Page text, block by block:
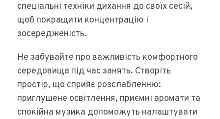
спеціальні техніки дихання до своїх сесій,
щоб покращити концентрацію і
зосередженість.
Не забувайте про важливість комфортного
середовища під час занять. Створіть
простір, що сприяє розслабленню:
приглушене освітлення, приємні аромати та
спокійна музика допоможуть налаштувати